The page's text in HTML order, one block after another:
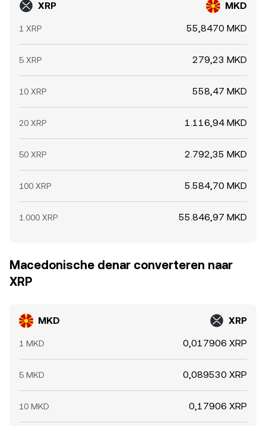
XRP MKD
1 XRP 55,8470 MKD
5 XRP 279,23 MKD
10 XRP 558,47 MKD
20 XRP 1.116,94 MKD
50 XRP 2.792,35 MKD
100 XRP 5.584,70 MKD
1.000 XRP 55.846,97 MKD
Macedonische denar converteren naar
XRP
MKD XRP
1 MKD 0,017906 XRP
5 MKD 0,089530 XRP
10 MKD 0,17906 XRP